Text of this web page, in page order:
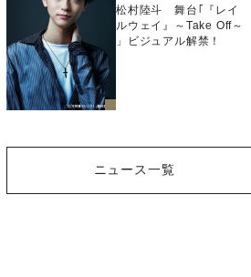
松村陸斗 舞台｢『レイ
ルウェイ』～Take Off～
」ビジュアル解禁！
ニュース一覧